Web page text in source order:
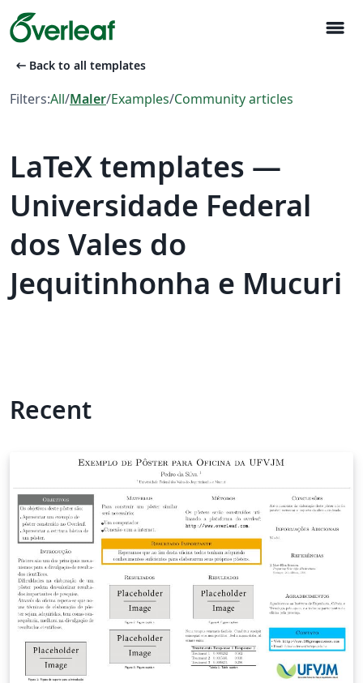
menu
arrow_left_alt Back to all templates
Filters:All/Maler/Examples/Community articles
LaTeX templates —
Universidade Federal
dos Vales do
Jequitinhonha e Mucuri
Recent